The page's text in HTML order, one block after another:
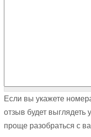
Если вы укажете
отзыв будет выглядеть
проще разобраться с